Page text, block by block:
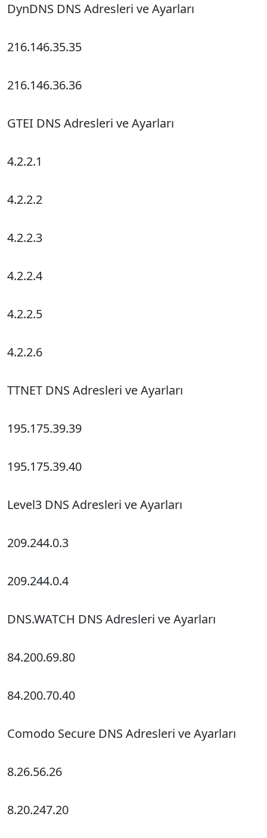
DynDNS DNS Adresleri ve Ayarları
216.146.35.35
216.146.36.36
GTEI DNS Adresleri ve Ayarları
4.2.2.1
4.2.2.2
4.2.2.3
4.2.2.4
4.2.2.5
4.2.2.6
TTNET DNS Adresleri ve Ayarları
195.175.39.39
195.175.39.40
Level3 DNS Adresleri ve Ayarları
209.244.0.3
209.244.0.4
DNS.WATCH DNS Adresleri ve Ayarları
84.200.69.80
84.200.70.40
Comodo Secure DNS Adresleri ve Ayarları
8.26.56.26
8.20.247.20